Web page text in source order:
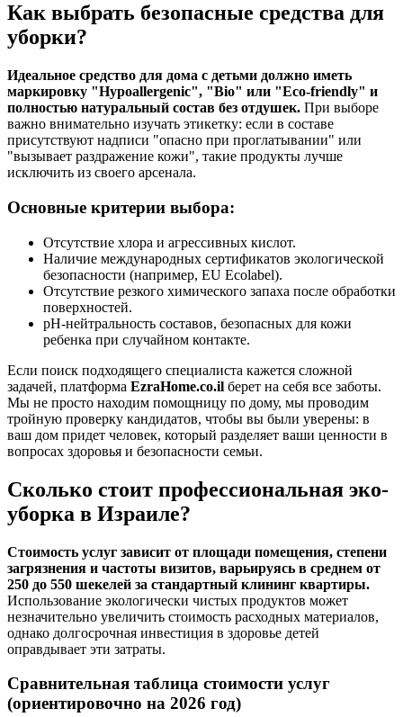
Как выбрать безопасные средства для
уборки?
Идеальное средство для дома с детьми должно иметь
маркировку "Hypoallergenic", "Bio" или "Eco-friendly" и
полностью натуральный состав без отдушек. При выборе
важно внимательно изучать этикетку: если в составе
присутствуют надписи "опасно при проглатывании" или
"вызывает раздражение кожи", такие продукты лучше
исключить из своего арсенала.
Основные критерии выбора:
Отсутствие хлора и агрессивных кислот.
Наличие международных сертификатов экологической
безопасности (например, EU Ecolabel).
Отсутствие резкого химического запаха после обработки
поверхностей.
pH-нейтральность составов, безопасных для кожи
ребенка при случайном контакте.
Если поиск подходящего специалиста кажется сложной
задачей, платформа EzraHome.co.il берет на себя все заботы.
Мы не просто находим помощницу по дому, мы проводим
тройную проверку кандидатов, чтобы вы были уверены: в
ваш дом придет человек, который разделяет ваши ценности в
вопросах здоровья и безопасности семьи.
Сколько стоит профессиональная эко-
уборка в Израиле?
Стоимость услуг зависит от площади помещения, степени
загрязнения и частоты визитов, варьируясь в среднем от
250 до 550 шекелей за стандартный клининг квартиры.
Использование экологически чистых продуктов может
незначительно увеличить стоимость расходных материалов,
однако долгосрочная инвестиция в здоровье детей
оправдывает эти затраты.
Сравнительная таблица стоимости услуг
(ориентировочно на 2026 год)